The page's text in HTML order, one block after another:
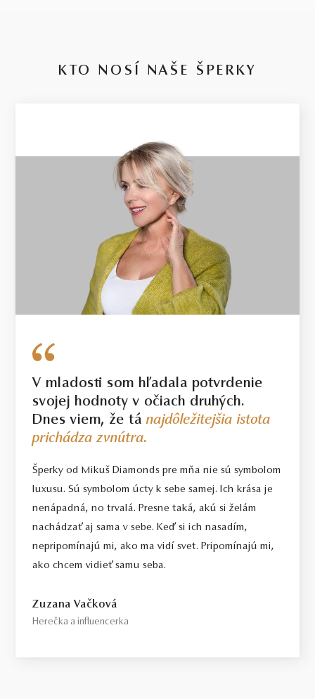
KTO NOSÍ NAŠE ŠPERKY
V mladosti som hľadala potvrdenie
svojej hodnoty v očiach druhých.
Dnes viem, že tánajdôležitejšia istota
prichádza zvnútra.
Šperky od Mikuš Diamonds pre mňa nie sú symbolom
luxusu. Sú symbolom úcty k sebe samej. Ich krása je
nenápadná, no trvalá. Presne taká, akú si želám
nachádzať aj sama v sebe. Keď si ich nasadím,
nepripomínajú mi, ako ma vidí svet. Pripomínajú mi,
ako chcem vidieť samu seba.
Zuzana Vačková
Herečka a influencerka